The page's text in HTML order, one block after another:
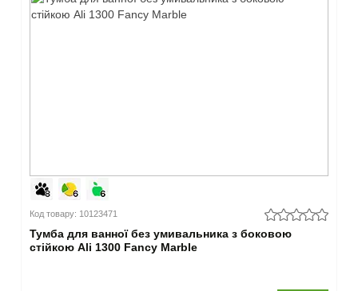
Код товару: 10123471
Тумба для ванної без умивальника з боковою
стійкою Ali 1300 Fancy Marble